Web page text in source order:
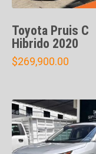
Toyota Pruis C
Hibrido 2020
$269,900.00